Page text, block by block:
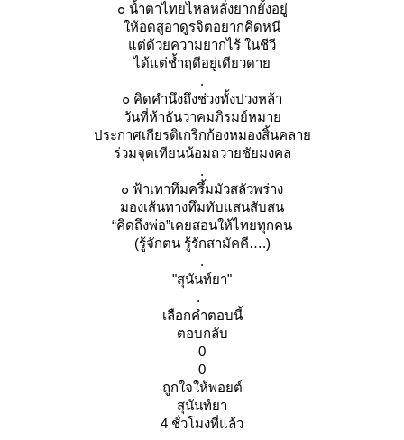
๐ น้ำตาไทยไหลหลั่งยากยั้งอยู่
ห้อดสูอาดูรจิตอยากคิดหนี
ต่ด้วยความยากไร้ ในชีวี
ได้แต่ช้ำฤดีอยู่เดียวดา
.
๐ คิดคำนึงถึงช่วงทั้งปวงหล้า
วันที่ห้าธันวาคมภิรมย์หมา
ประกาศเกียรติเกริกก้องหมองสิ้นคลา
ร่วมจุดเทียนน้อมถวายชัยมงคล
.
๐ ฟ้าเทาทึมครึ้มมัวสลัวพร่าง
มองเส้นทางทึมทับแสนสับสน
“คิดถึงพ่อ”เคยสอนให้ไทยทุกคน
(รู้จักตน รู้รักสามัคคี….)
.
"สุนันท์ยา"
.
เลือกคำตอบนี้
ตอบกลับ
0
0
ถูกใจให้พอยต์
สุนันท์ยา
4 ชั่วโมงที่แล้ว